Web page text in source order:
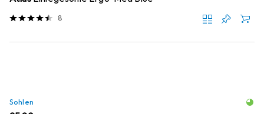
8
Sohlen